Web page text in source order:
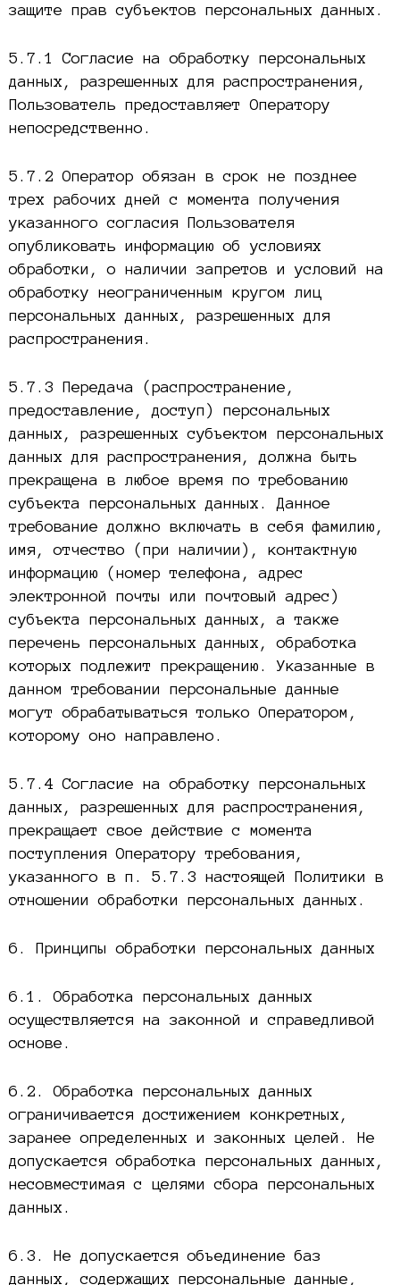
защите прав субъектов персональных данных.
5.7.1 Согласие на обработку персональных
данных, разрешенных для распространения,
Пользователь предоставляет Оператору
непосредственно.
5.7.2 Оператор обязан в срок не позднее
трех рабочих дней с момента получения
указанного согласия Пользователя
опубликовать информацию об условиях
обработки, о наличии запретов и условий на
обработку неограниченным кругом лиц
персональных данных, разрешенных для
распространения.
5.7.3 Передача (распространение,
предоставление, доступ) персональных
данных, разрешенных субъектом персональных
данных для распространения, должна быть
прекращена в любое время по требованию
субъекта персональных данных. Данное
требование должно включать в себя фамилию,
имя, отчество (при наличии), контактную
информацию (номер телефона, адрес
электронной почты или почтовый адрес)
субъекта персональных данных, а также
перечень персональных данных, обработка
которых подлежит прекращению. Указанные в
данном требовании персональные данные
могут обрабатываться только Оператором,
которому оно направлено.
5.7.4 Согласие на обработку персональных
данных, разрешенных для распространения,
прекращает свое действие с момента
поступления Оператору требования,
указанного в п. 5.7.3 настоящей Политики в
отношении обработки персональных данных.
6. Принципы обработки персональных данных
6.1. Обработка персональных данных
осуществляется на законной и справедливой
основе.
6.2. Обработка персональных данных
ограничивается достижением конкретных,
заранее определенных и законных целей. Не
допускается обработка персональных данных,
несовместимая с целями сбора персональных
данных.
6.3. Не допускается объединение баз
данных, содержащих персональные данные,